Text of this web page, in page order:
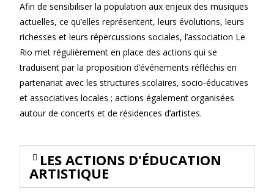
Afin de sensibiliser la population aux enjeux des musiques
actuelles, ce qu’elles représentent, leurs évolutions, leurs
richesses et leurs répercussions sociales, l’association Le
Rio met régulièrement en place des actions qui se
traduisent par la proposition d’événements réfléchis en
partenariat avec les structures scolaires, socio-éducatives
et associatives locales ; actions également organisées
autour de concerts et de résidences d’artistes.
LES ACTIONS D'ÉDUCATION
ARTISTIQUE